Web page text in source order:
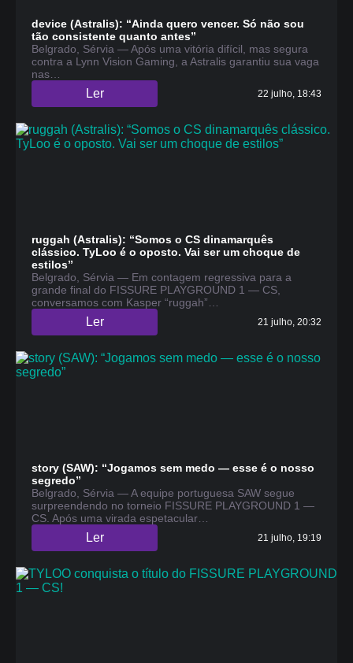
device (Astralis): “Ainda quero vencer. Só não sou
tão consistente quanto antes”
Belgrado, Sérvia — Após uma vitória difícil, mas segura
contra a Lynn Vision Gaming, a Astralis garantiu sua vaga
nas…
Ler 22 julho, 18:43
ruggah (Astralis): “Somos o CS dinamarquês
clássico. TyLoo é o oposto. Vai ser um choque de
estilos”
Belgrado, Sérvia — Em contagem regressiva para a
grande final do FISSURE PLAYGROUND 1 — CS,
conversamos com Kasper “ruggah”…
Ler 21 julho, 20:32
story (SAW): “Jogamos sem medo — esse é o nosso
segredo”
Belgrado, Sérvia — A equipe portuguesa SAW segue
surpreendendo no torneio FISSURE PLAYGROUND 1 —
CS. Após uma virada espetacular…
Ler 21 julho, 19:19